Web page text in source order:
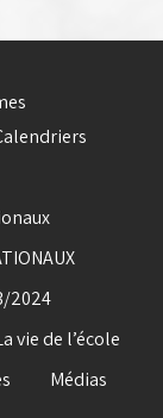
2024
vie de l’école
Médias